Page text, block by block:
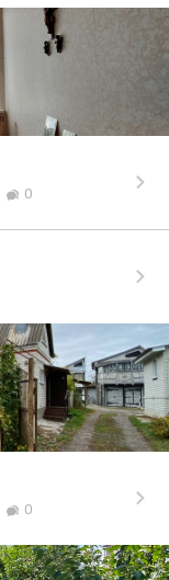
0
0